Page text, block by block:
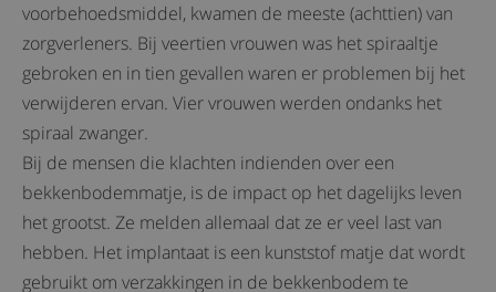
voorbehoedsmiddel, kwamen de meeste (achttien) van
zorgverleners. Bij veertien vrouwen was het spiraaltje
gebroken en in tien gevallen waren er problemen bij het
verwijderen ervan. Vier vrouwen werden ondanks het
spiraal zwanger.
Bij de mensen die klachten indienden over een
bekkenbodemmatje, is de impact op het dagelijks leven
het grootst. Ze melden allemaal dat ze er veel last van
hebben. Het implantaat is een kunststof matje dat wordt
gebruikt om verzakkingen in de bekkenbodem te